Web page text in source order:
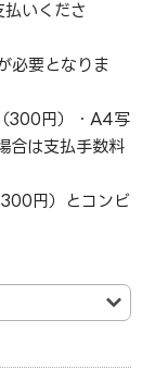
払いくださ
必要となりま
300円）・A4写
合は支払手数料
円）とコンビ